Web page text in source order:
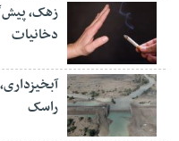
زهک،
دخانیات
راسک